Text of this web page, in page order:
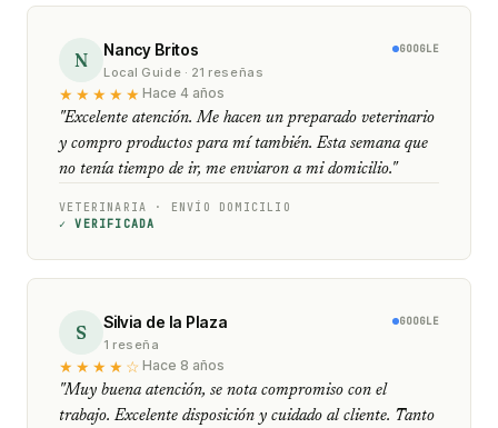
N Nancy Britos
Local Guide · 21 reseñas
GOOGLE
★★★★★ Hace 4 años
"Excelente atención. Me hacen un preparado veterinario
y compro productos para mí también. Esta semana que
no tenía tiempo de ir, me enviaron a mi domicilio."
VETERINARIA · ENVÍO DOMICILIO
✓ VERIFICADA
S Silvia de la Plaza
1 reseña
GOOGLE
★★★★☆ Hace 8 años
"Muy buena atención, se nota compromiso con el
trabajo. Excelente disposición y cuidado al cliente. Tanto